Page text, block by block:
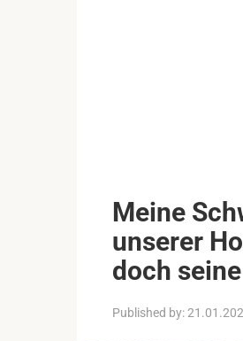
Meine
unserer
doch
Published by: